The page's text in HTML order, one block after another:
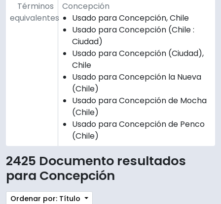
Términos
equivalentes
Concepción
Usado para Concepción, Chile
Usado para Concepción (Chile :
Ciudad)
Usado para Concepción (Ciudad),
Chile
Usado para Concepción la Nueva
(Chile)
Usado para Concepción de Mocha
(Chile)
Usado para Concepción de Penco
(Chile)
2425 Documento resultados
para Concepción
Ordenar por: Título